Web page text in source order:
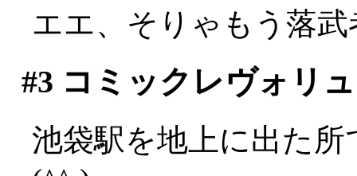
エエ、そりゃもう落
#3 コミックレヴォリ
池袋駅を地上に出た